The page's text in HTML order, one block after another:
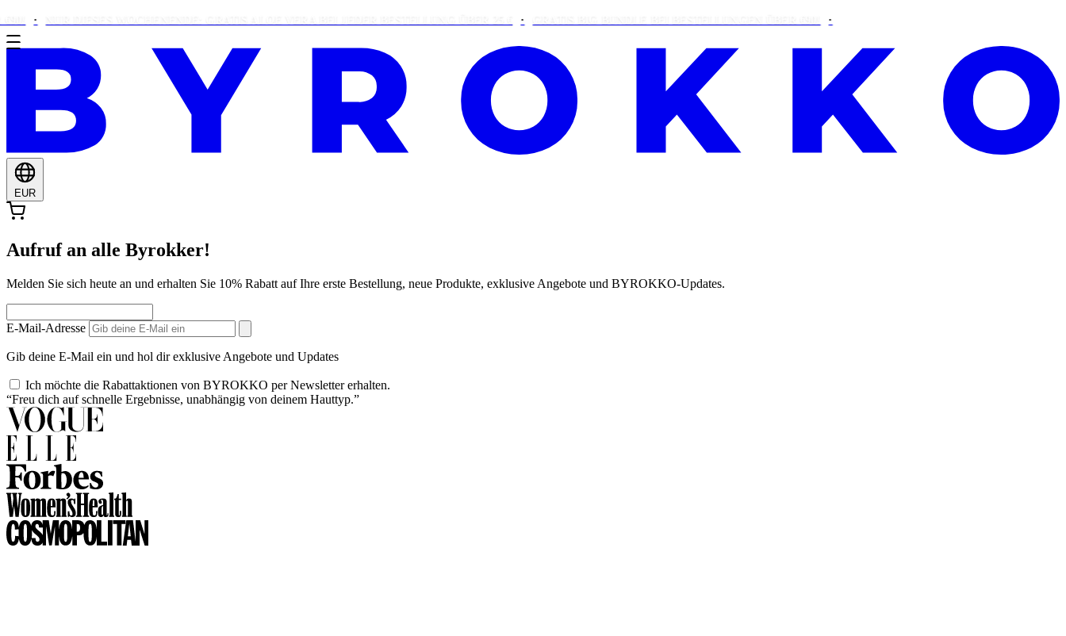
NUR DIESES WOCHENENDE: GRATIS ALOE VERA BEI JEDER BESTELLUNG ÜBER 25 € GRATIS BIG BUNDLE BEI BESTELLUNGEN ÜBER €90!
EUR
Aufruf an alle Byrokker!
Melden Sie sich heute an und erhalten Sie 10% Rabatt auf Ihre erste Bestellung, neue Produkte, exklusive Angebote und BYROKKO-Updates.
E-Mail-Adresse
Gib deine E-Mail ein und hol dir exklusive Angebote und Updates
Ich möchte die Rabattaktionen von BYROKKO per Newsletter erhalten.
“Freu dich auf schnelle Ergebnisse, unabhängig von deinem Hauttyp.”